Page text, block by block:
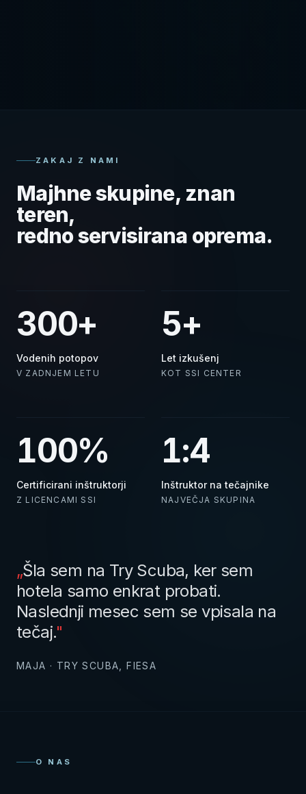
ZAKAJ Z NAMI
Majhne skupine, znan
teren,
redno servisirana oprema.
300+
Vodenih potopov
V ZADNJEM LETU
5+
Let izkušenj
KOT SSI CENTER
100%
Certificirani inštruktorji
Z LICENCAMI SSI
1:4
Inštruktor na tečajnike
NAJVEČJA SKUPINA
„Šla sem na Try Scuba, ker sem
hotela samo enkrat probati.
Naslednji mesec sem se vpisala na
tečaj."
MAJA · TRY SCUBA, FIESA
O NAS